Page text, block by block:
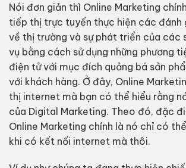
Nói đơn giản thì Online Marketing
tiếp thị trực tuyến thực hiện các đánh
về thị trường và sự phát triển của các
vụ bằng cách sử dụng những phương
điện tử với mục đích quảng bá sản
với khách hàng. Ở đây, Online
thị internet mà bạn có thể hiểu rằng
của Digital Marketing. Theo đó, đặc
Online Marketing chính là nó chỉ có
khi có kết nối internet mà thôi.